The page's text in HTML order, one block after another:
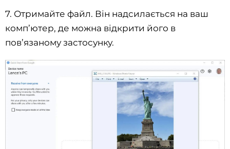
7. Отримайте файл. Він надсилається на ваш
комп’ютер, де можна відкрити його в
пов’язаному застосунку.